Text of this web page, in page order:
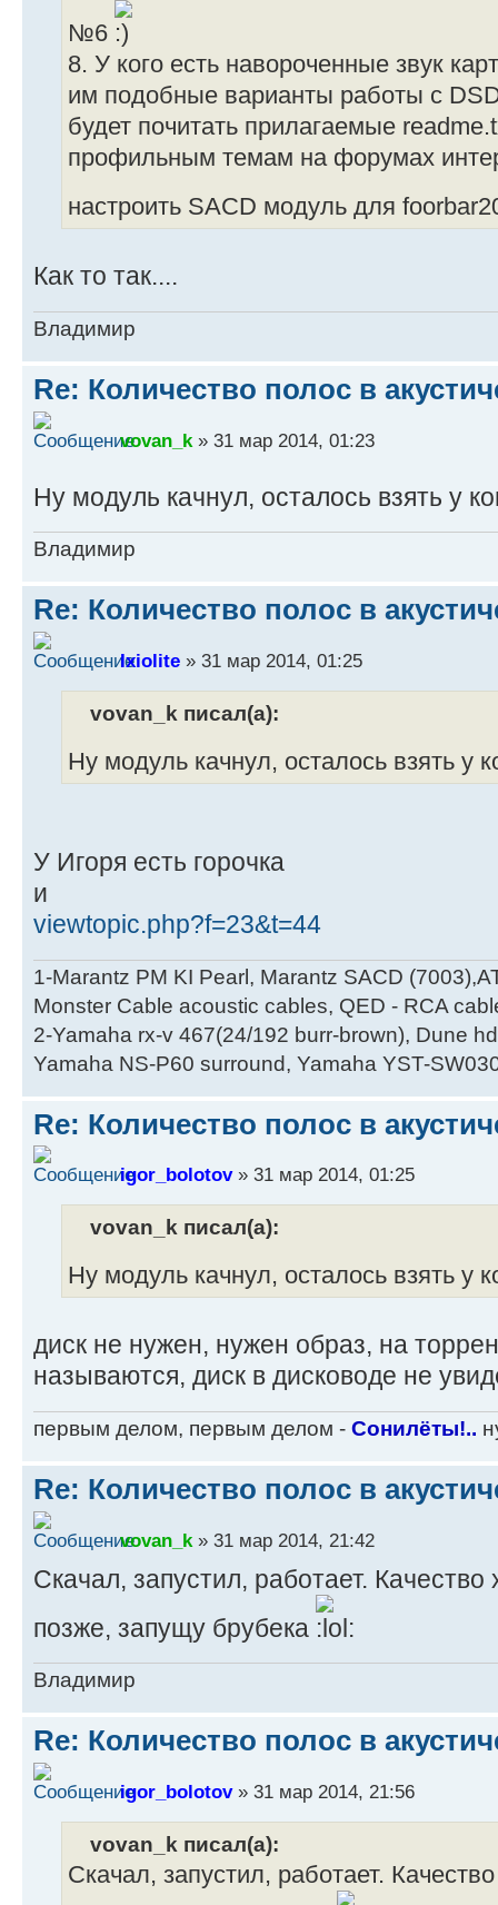
№6
8. У кого есть навороченные звук
им подобные варианты работы с
будет почитать прилагаемые
профильным темам на форумах
настроить SACD модуль для
Как то так....
Владимир
Re: Количество полос в
vovan_k » 31 мар 2014, 01:23
Ну модуль качнул, осталось взять у
Владимир
Re: Количество полос в
Ixiolite » 31 мар 2014, 01:25
vovan_k писал(а):
Ну модуль качнул, осталось взять у
У Игоря есть горочка
и
viewtopic.php?f=23&t=44
1-Marantz PM KI Pearl, Marantz SACD
Monster Cable acoustic cables, QED - RCA
2-Yamaha rx-v 467(24/192 burr-brown), Dune
Yamaha NS-P60 surround, Yamaha YST-
Re: Количество полос в
igor_bolotov» 31 мар 2014, 01:25
vovan_k писал(а):
Ну модуль качнул, осталось взять у
диск не нужен, нужен образ, на
называются, диск в дисководе не
первым делом, первым делом - Сонилёты!..
Re: Количество полос в
vovan_k » 31 мар 2014, 21:42
Скачал, запустил, работает.
позже, запущу брубека
Владимир
Re: Количество полос в
igor_bolotov» 31 мар 2014, 21:56
vovan_k писал(а):
Скачал, запустил, работает.